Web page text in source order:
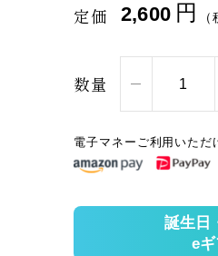
定価 2,600 円
数量
電子マネーご利用いただ